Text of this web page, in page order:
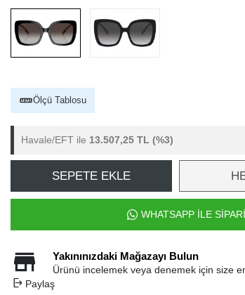
Ölçü Tablosu
Havale/EFT ile 13.507,25 TL (%3)
SEPETE EKLE
WHATSAPP İLE
Yakınınızdaki Mağazayı Bulun
Ürünü incelemek veya denemek için size
Paylaş